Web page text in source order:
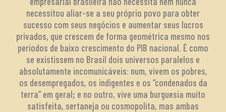
necessitou aliar-se a seu próprio povo para obter
sucesso com seus negócios e aumentar seus lucros
privados, que crescem de forma geométrica mesmo nos
períodos de baixo crescimento do PIB nacional. É como
se existissem no Brasil dois universos paralelos e
absolutamente incomunicáveis: num, vivem os pobres,
os desempregados, os indigentes e os “condenados da
terra” em geral; e no outro, vive uma burguesia muito
satisfeita, sertaneja ou cosmopolita, mas ambas